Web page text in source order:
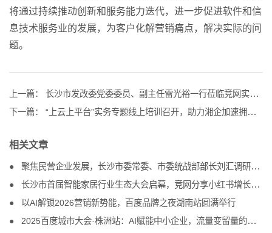
将通过持续推动创新和服务能力迭代，进一步促进软件和信
息技术服务业的发展，为客户化解营销痛点，解决实际的问
题。
上一篇：
长沙市发改委党委委员、副主任雷光裕一行莅临竞网实地考察调研
下一篇：
“上云上平台”实务专题线上培训召开，助力湘企加速拥抱数智化转型
相关文章
聚焦民营企业发展，长沙市委常委、市委统战部部长刘汇调研竞网
长沙市首届智能家居行业生态大会启幕，竞网分享小红书增长方案
以AI解锁2026营销新势能，百度品牌之夜湖南站圆满举行
2025百度城市大会·株洲站：AI赋能中小企业，流量变留量的破局之道